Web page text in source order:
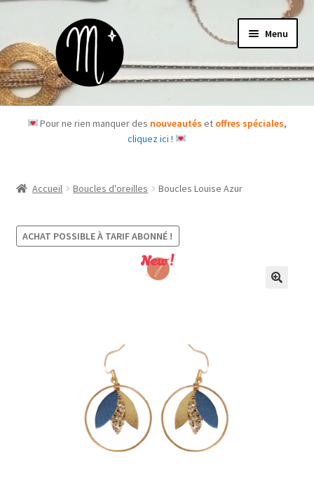
à
la
navigation
au
contenu
Menu
Accueil
Pour ne rien manquer des nouveautéset offres spéciales,
cliquez ici !
Accueil Boucles d'oreilles Boucles Louise Azur
ACHAT POSSIBLE À TARIF ABONNÉ !
New !